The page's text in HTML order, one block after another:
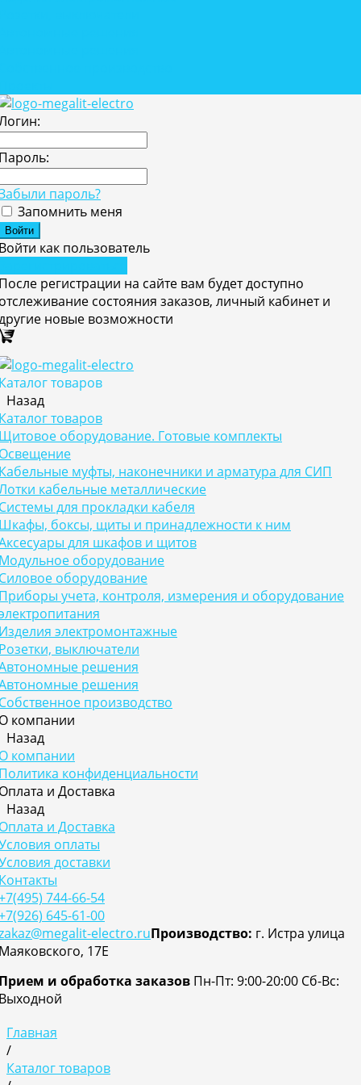
пароль?
Запомнить меня
как пользователь
регистрации на сайте вам будет доступно
состояния заказов, личный кабинет и
новые возможности
товаров
Назад
товаров
оборудование. Готовые комплекты
муфты, наконечники и арматура для СИП
кабельные металлические
для прокладки кабеля
боксы, щиты и принадлежности к ним
для шкафов и щитов
оборудование
оборудование
учета, контроля, измерения и оборудование
электромонтажные
выключатели
решения
решения
производство
компании
Назад
компании
конфиденциальности
и Доставка
Назад
и Доставка
оплаты
доставки
744-66-54
645-61-00
electro.ruПроизводство: г. Истра улица
17Е
и обработка заказов Пн-Пт: 9:00-20:00 Cб-Вс:
Главная
/
Каталог товаров